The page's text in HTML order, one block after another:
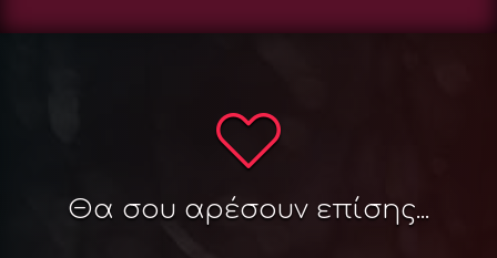
Θα σου αρέσουν επίσης...